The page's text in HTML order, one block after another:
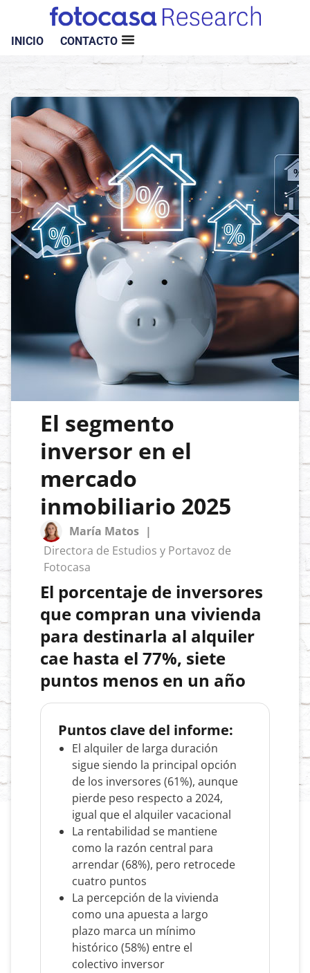
INICIO CONTACTO
El segmento
inversor en el
mercado
inmobiliario 2025
María Matos |
Directora de Estudios y Portavoz de
Fotocasa
El porcentaje de inversores
que compran una vivienda
para destinarla al alquiler
cae hasta el 77%, siete
puntos menos en un año
Puntos clave del informe:
El alquiler de larga duración
sigue siendo la principal opción
de los inversores (61%), aunque
pierde peso respecto a 2024,
igual que el alquiler vacacional
La rentabilidad se mantiene
como la razón central para
arrendar (68%), pero retrocede
cuatro puntos
La percepción de la vivienda
como una apuesta a largo
plazo marca un mínimo
histórico (58%) entre el
colectivo inversor